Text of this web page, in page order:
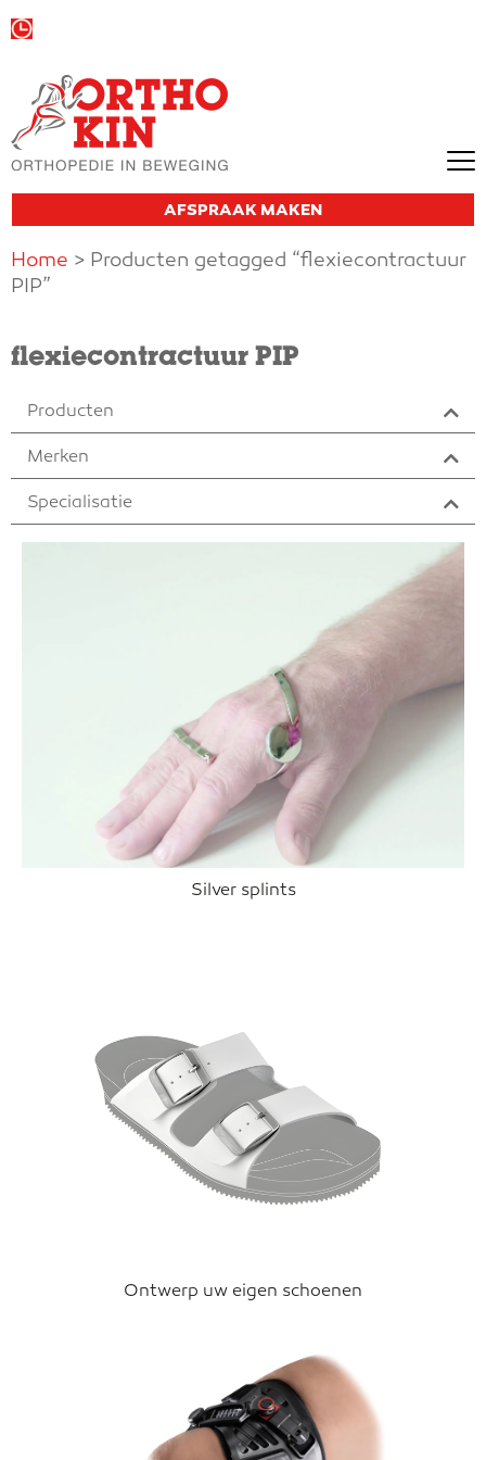
AFSPRAAK MAKEN
Home > Producten getagged “flexiecontractuur
PIP”
flexiecontractuur PIP
Producten
Merken
Specialisatie
Silver splints
Ontwerp uw eigen schoenen